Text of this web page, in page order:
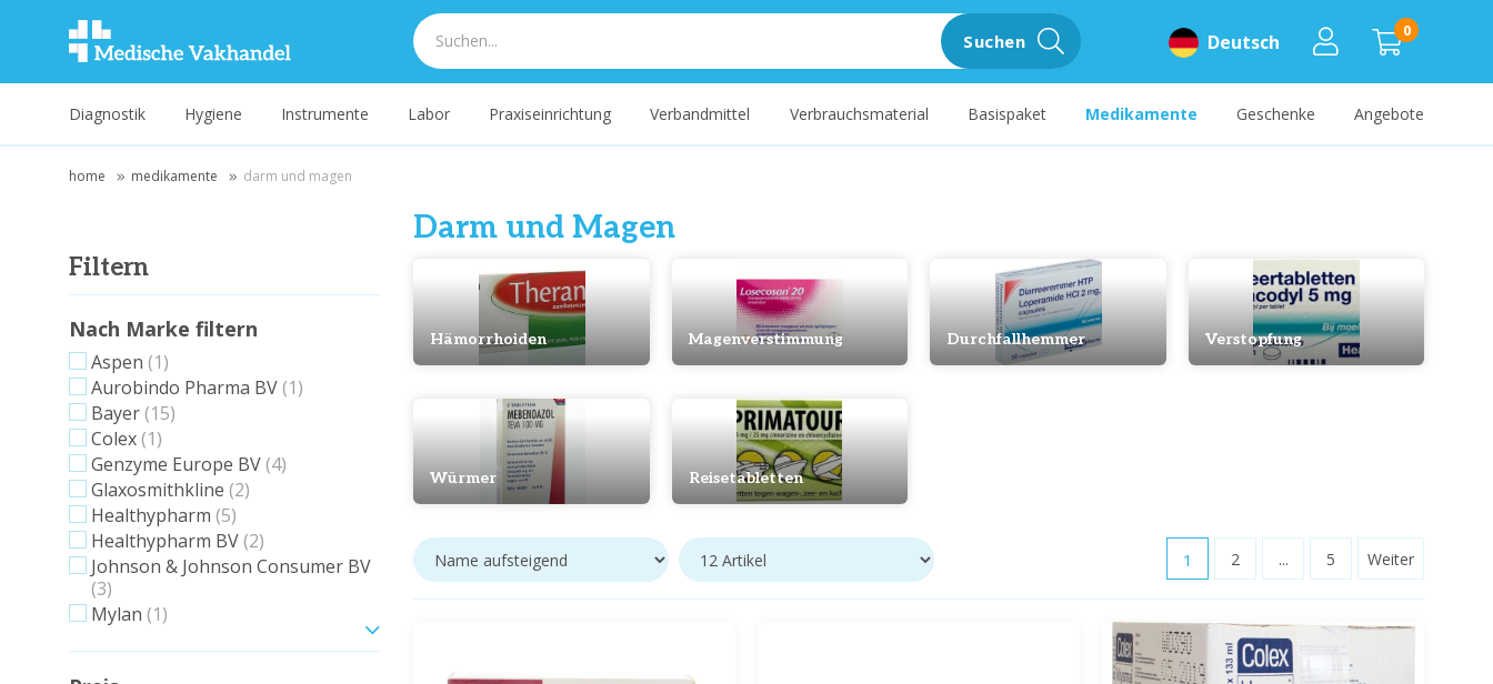
0
Deutsch
Suchen
Diagnostik Hygiene Instrumente Labor Praxiseinrichtung Verbandmittel Verbrauchsmaterial Basispaket Medikamente Geschenke Angebote
home medikamente darm und magen
Filtern
Nach Marke filtern
Aspen (1)
Aurobindo Pharma BV (1)
Bayer (15)
Colex (1)
Genzyme Europe BV (4)
Glaxosmithkline (2)
Healthypharm (5)
Healthypharm BV (2)
Johnson & Johnson Consumer BV
(3)
Mylan (1)
Darm und Magen
Hämorrhoiden Magenverstimmung Durchfallhemmer Verstopfung
Würmer Reisetabletten
1 2 ... 5 Weiter